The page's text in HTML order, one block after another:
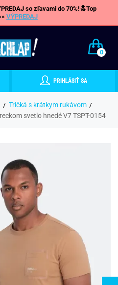
so zľavami do 70%!🔝Top
VÝPREDAJ
0
PRIHLÁSIŤ SA
Tričká s krátkym rukávom
svetlo hnedé V7 TSPT-0154